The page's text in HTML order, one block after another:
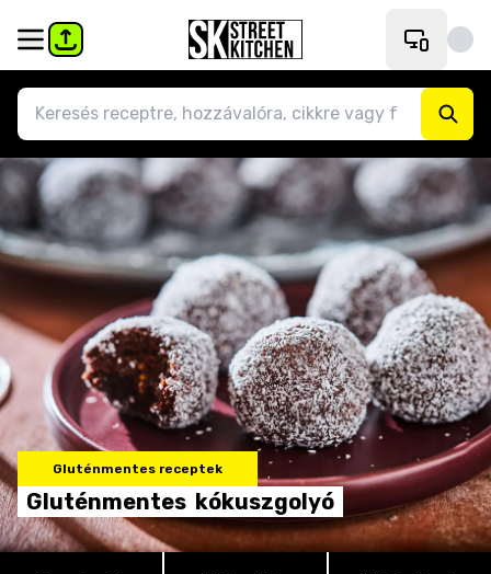
Gluténmentes receptek
Gluténmentes kókuszgolyó